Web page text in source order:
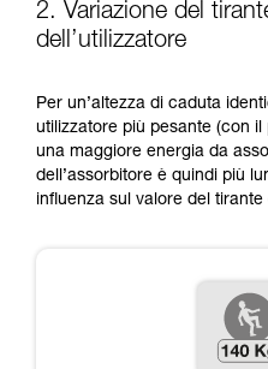
2. Variazione del
dell’utilizzatore
Per un’altezza di caduta
utilizzatore più pesante (con
una maggiore energia da
dell’assorbitore è quindi più
influenza sul valore del tirante